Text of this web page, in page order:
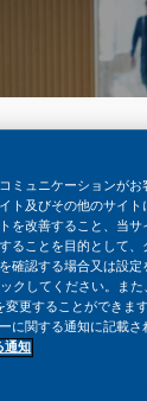
フリ
ミュニケーションがお
ト及びその他のサイト
を改善すること、当サ
ることを目的として
確認する場合又は設定
クしてください。ま
更することができま
に関する通知に記載さ
通知